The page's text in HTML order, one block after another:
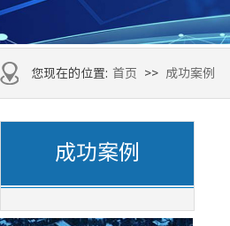
您现在的位置: 首页 >> 成功案例
成功案例